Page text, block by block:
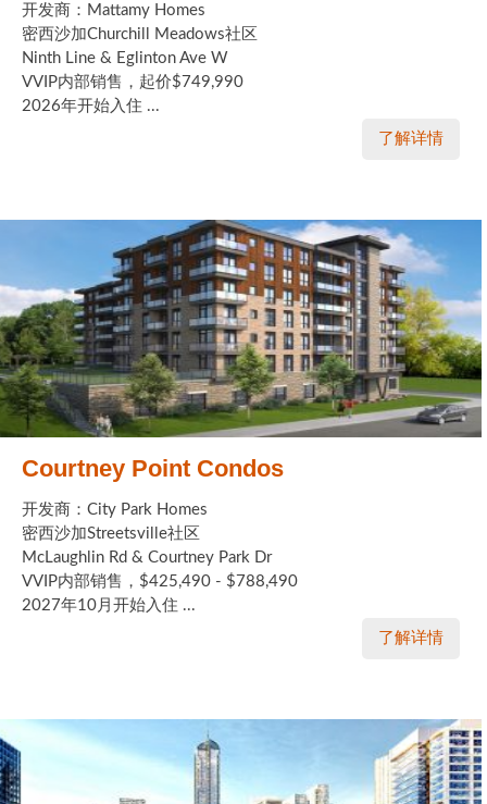
开发商：Mattamy Homes
密西沙加Churchill Meadows社区
Ninth Line & Eglinton Ave W
VVIP内部销售，起价$749,990
2026年开始入住 ...
了解详情
Courtney Point Condos
开发商：City Park Homes
密西沙加Streetsville社区
McLaughlin Rd & Courtney Park Dr
VVIP内部销售，$425,490 - $788,490
2027年10月开始入住 ...
了解详情